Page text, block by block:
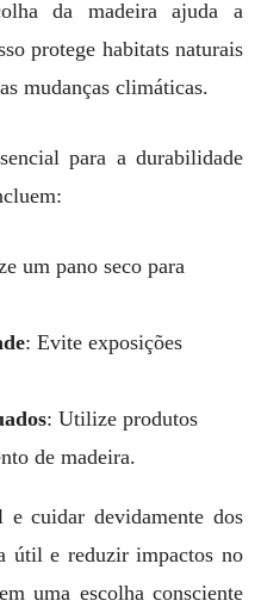
da madeira ajuda a
protege habitats naturais
mudanças climáticas.
para a durabilidade
um pano seco para
: Evite exposições
: Utilize produtos
de madeira.
e cuidar devidamente dos
útil e reduzir impactos no
uma escolha consciente